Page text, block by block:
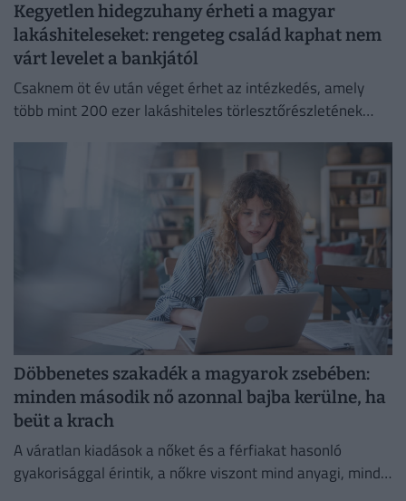
Kegyetlen hidegzuhany érheti a magyar
lakáshiteleseket: rengeteg család kaphat nem
várt levelet a bankjától
Csaknem öt év után véget érhet az intézkedés, amely
több mint 200 ezer lakáshiteles törlesztőrészletének
Döbbenetes szakadék a magyarok zsebében:
minden második nő azonnal bajba kerülne, ha
beüt a krach
A váratlan kiadások a nőket és a férfiakat hasonló
gyakorisággal érintik, a nőkre viszont mind anyagi, mind